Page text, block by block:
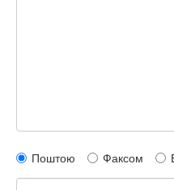
Поштою Факсом